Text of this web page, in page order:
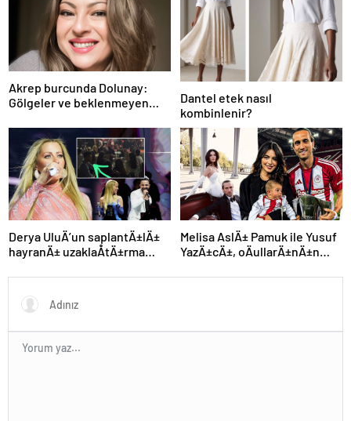
Akrep burcunda Dolunay:
Gölgeler ve beklenmeyen
Dantel etek nasıl
kombinlenir?
Derya UluÄ’un saplantÄ±lÄ±
hayranÄ± uzaklaÅtÄ±rma
Ã¶n sÄ±radan konseri izledi
Melisa AslÄ± Pamuk ile Yusuf
YazÄ±cÄ±, oÄullarÄ±nÄ±n
gÃ¶sterdi